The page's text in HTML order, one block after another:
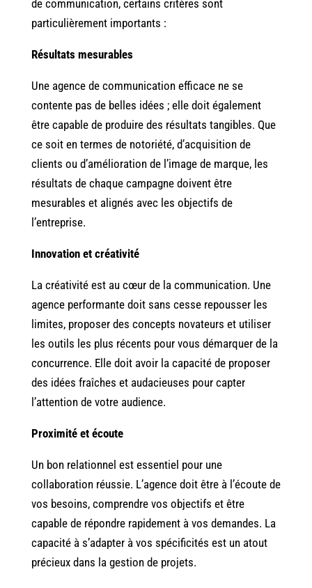
de communication, certains critères sont
particulièrement importants :
Résultats mesurables
Une agence de communication efficace ne se
contente pas de belles idées ; elle doit également
être capable de produire des résultats tangibles. Que
ce soit en termes de notoriété, d’acquisition de
clients ou d’amélioration de l’image de marque, les
résultats de chaque campagne doivent être
mesurables et alignés avec les objectifs de
l’entreprise.
Innovation et créativité
La créativité est au cœur de la communication. Une
agence performante doit sans cesse repousser les
limites, proposer des concepts novateurs et utiliser
les outils les plus récents pour vous démarquer de la
concurrence. Elle doit avoir la capacité de proposer
des idées fraîches et audacieuses pour capter
l’attention de votre audience.
Proximité et écoute
Un bon relationnel est essentiel pour une
collaboration réussie. L’agence doit être à l’écoute de
vos besoins, comprendre vos objectifs et être
capable de répondre rapidement à vos demandes. La
capacité à s’adapter à vos spécificités est un atout
précieux dans la gestion de projets.